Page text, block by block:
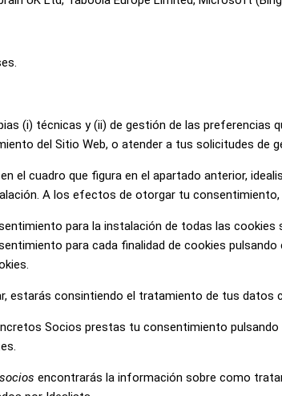
(i) técnicas y (ii) de gestión de las
del Sitio Web, o atender a tus solicitudes de
el cuadro que figura en el apartado anterior,
A los efectos de otorgar tu
para la instalación de todas las
para cada finalidad de cookies pulsando
estarás consintiendo el tratamiento de tus
Socios prestas tu consentimiento pulsando
encontrarás la información sobre como